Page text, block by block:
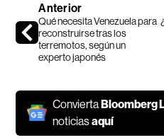
Anterior
Qué necesita Venezuela para
reconstruirse tras los
terremotos, según un
experto japonés
ConviertaBloomberg
noticiasaquí